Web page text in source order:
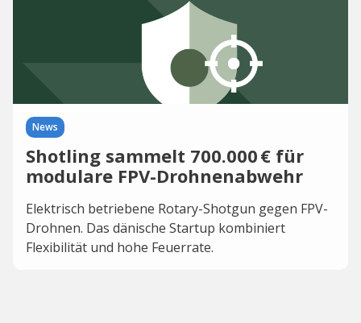
News
Shotling sammelt 700.000 € für
modulare FPV-Drohnenabwehr
Elektrisch betriebene Rotary-Shotgun gegen FPV-
Drohnen. Das dänische Startup kombiniert
Flexibilität und hohe Feuerrate.